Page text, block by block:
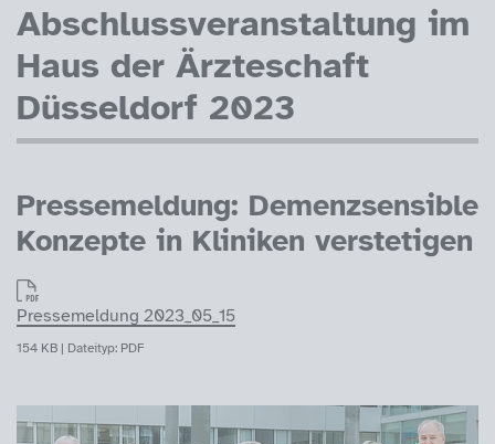
Abschlussveranstaltung im
Haus der Ärzteschaft
Düsseldorf 2023
Pressemeldung: Demenzsensible
Konzepte in Kliniken verstetigen
Pressemeldung 2023_05_15
154 KB | Dateityp: PDF